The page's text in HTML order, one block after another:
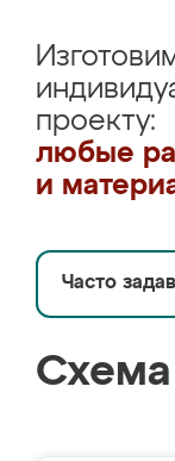
проекту:
любые
и
Часто